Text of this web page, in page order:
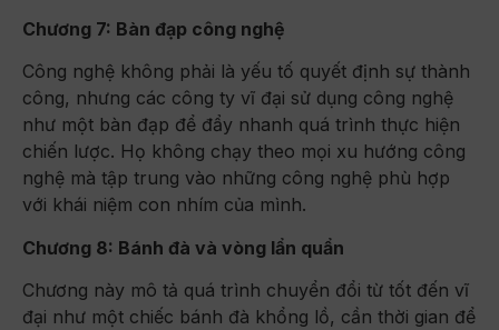
Chương 7: Bàn đạp công nghệ
Công nghệ không phải là yếu tố quyết định sự thành
công, nhưng các công ty vĩ đại sử dụng công nghệ
như một bàn đạp để đẩy nhanh quá trình thực hiện
chiến lược. Họ không chạy theo mọi xu hướng công
nghệ mà tập trung vào những công nghệ phù hợp
với khái niệm con nhím của mình.
Chương 8: Bánh đà và vòng lẩn quẩn
Chương này mô tả quá trình chuyển đổi từ tốt đến vĩ
đại như một chiếc bánh đà khổng lồ, cần thời gian để